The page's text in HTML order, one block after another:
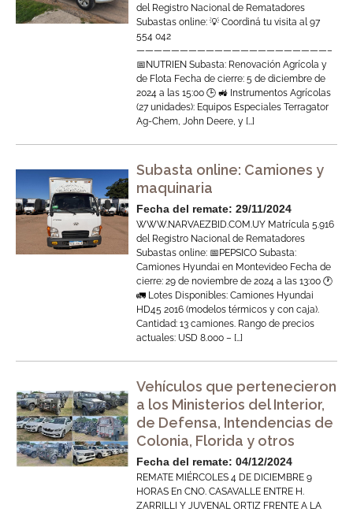
del Registro Nacional de Rematadores
Subastas online: 💡 Coordiná tu visita al 97
554 042
——————————————————————–
📅NUTRIEN Subasta: Renovación Agrícola y
de Flota Fecha de cierre: 5 de diciembre de
2024 a las 15:00 🕒 🚜 Instrumentos Agrícolas
(27 unidades): Equipos Especiales Terragator
Ag-Chem, John Deere, y […]
Subasta online: Camiones y
maquinaria
Fecha del remate: 29/11/2024
WWW.NARVAEZBID.COM.UY Matrícula 5.916
del Registro Nacional de Rematadores
Subastas online: 📅PEPSICO Subasta:
Camiones Hyundai en Montevideo Fecha de
cierre: 29 de noviembre de 2024 a las 13:00 🕐
🚛 Lotes Disponibles: Camiones Hyundai
HD45 2016 (modelos térmicos y con caja).
Cantidad: 13 camiones. Rango de precios
actuales: USD 8.000 – […]
Vehículos que pertenecieron
a los Ministerios del Interior,
de Defensa, Intendencias de
Colonia, Florida y otros
Fecha del remate: 04/12/2024
REMATE MIÉRCOLES 4 DE DICIEMBRE 9
HORAS En CNO. CASAVALLE ENTRE H.
ZARRILLI Y JUVENAL ORTIZ FRENTE A LA